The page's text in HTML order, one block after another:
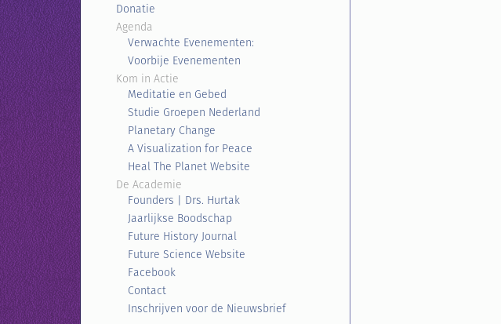
Donatie
Agenda
Verwachte Evenementen:
Voorbije Evenementen
Kom in Actie
Meditatie en Gebed
Studie Groepen Nederland
Planetary Change
A Visualization for Peace
Heal The Planet Website
De Academie
Founders | Drs. Hurtak
Jaarlijkse Boodschap
Future History Journal
Future Science Website
Facebook
Contact
Inschrijven voor de Nieuwsbrief